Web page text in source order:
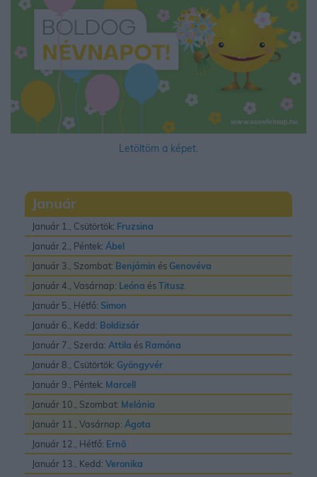
Letöltöm a képet.
Január
Január 1., Csütörtök: Fruzsina
Január 2., Péntek: Ábel
Január 3., Szombat: Benjámin és Genovéva
Január 4., Vasárnap: Leóna ésTitusz
Január 5., Hétfő: Simon
Január 6., Kedd: Boldizsár
Január 7., Szerda: Attila és Ramóna
Január 8., Csütörtök: Gyöngyvér
Január 9., Péntek: Marcell
Január 10., Szombat: Melánia
Január 11., Vasárnap: Ágota
Január 12., Hétfő: Ernõ
Január 13., Kedd: Veronika